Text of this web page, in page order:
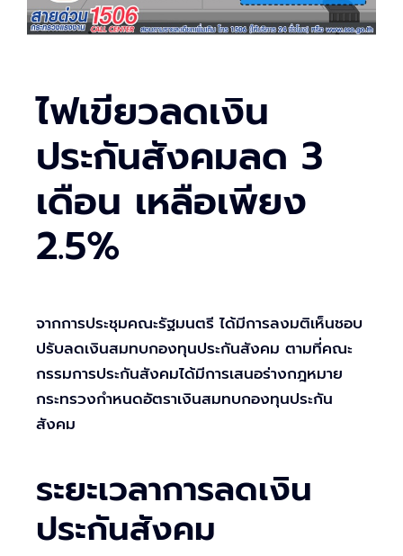
ไฟเขียวลดเงิน
ประกันสังคมลด 3
เดือน เหลือเพียง
2.5%
จากการประชุมคณะรัฐมนตรี ได้มีการลงมติเห็นชอบ
ปรับลดเงินสมทบกองทุนประกันสังคม ตามที่คณะ
กรรมการประกันสังคมได้มีการเสนอร่างกฎหมาย
กระทรวงกำหนดอัตราเงินสมทบกองทุนประกัน
สังคม
ระยะเวลาการลดเงิน
ประกันสังคม